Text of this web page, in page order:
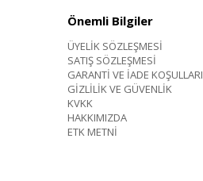
Önemli Bilgiler
ÜYELİK SÖZLEŞMESİ
SATIŞ SÖZLEŞMESİ
GARANTİ VE İADE KOŞULLARI
GİZLİLİK VE GÜVENLİK
KVKK
HAKKIMIZDA
ETK METNİ